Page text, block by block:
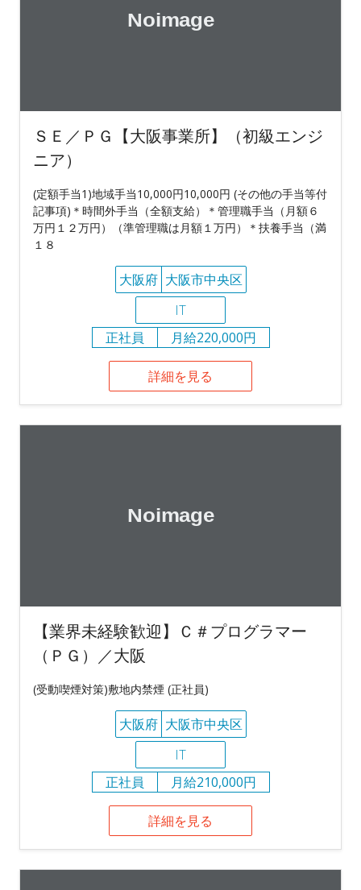
ＳＥ／ＰＧ【大阪事業所】（初級エンジ
ニア）
(定額手当1)地域手当10,000円10,000円 (その他の手当等付
記事項)＊時間外手当（全額支給）＊管理職手当（月額６
万円１２万円）（準管理職は月額１万円）＊扶養手当（満
１８
大阪府 大阪市中央区
IT
正社員
月給220,000円
詳細を見る
【業界未経験歓迎】Ｃ＃プログラマー
（ＰＧ）／大阪
(受動喫煙対策)敷地内禁煙 (正社員)
大阪府 大阪市中央区
IT
正社員
月給210,000円
詳細を見る